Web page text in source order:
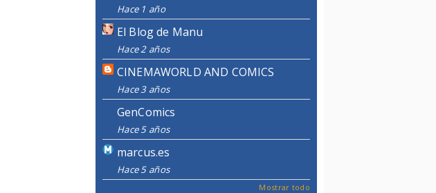
Hace 1 año
El Blog de Manu
Hace 2 años
CINEMAWORLD AND COMICS
Hace 3 años
GenComics
Hace 5 años
marcus.es
Hace 5 años
Mostrar todo